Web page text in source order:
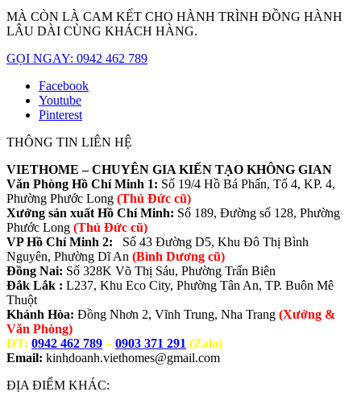
MÀ CÒN LÀ CAM KẾT CHO HÀNH TRÌNH ĐỒNG HÀNH
LÂU DÀI CÙNG KHÁCH HÀNG.
GỌI NGAY: 0942 462 789
Facebook
Youtube
Pinterest
THÔNG TIN LIÊN HỆ
VIETHOME – CHUYÊN GIA KIẾN TẠO KHÔNG GIAN
Văn Phòng Hồ Chí Minh 1: Số 19/4 Hồ Bá Phấn, Tổ 4, KP. 4,
Phường Phước Long (Thủ Đức cũ)
Xưởng sản xuất Hồ Chí Minh: Số 189, Đường số 128, Phường
Phước Long (Thủ Đức cũ)
VP Hồ Chí Minh 2: Số 43 Đường D5, Khu Đô Thị Bình
Nguyên, Phường Dĩ An (Bình Dương cũ)
Đồng Nai: Số 328K Võ Thị Sáu, Phường Trấn Biên
Đắk Lắk : L237, Khu Eco City, Phường Tân An, TP. Buôn Mê
Thuột
Khánh Hòa: Đồng Nhơn 2, Vĩnh Trung, Nha Trang (Xưởng &
Văn Phòng)
ĐT: 0942 462 789–0903 371 291 (Zalo)
Email: kinhdoanh.viethomes@gmail.com
ĐỊA ĐIỂM KHÁC: